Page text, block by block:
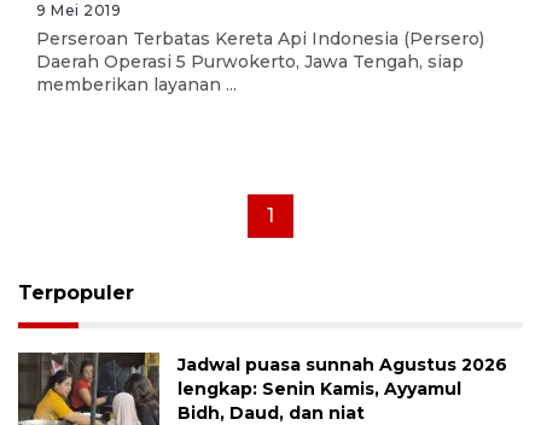
9 Mei 2019
Perseroan Terbatas Kereta Api Indonesia (Persero)
Daerah Operasi 5 Purwokerto, Jawa Tengah, siap
memberikan layanan ...
1
Terpopuler
Jadwal puasa sunnah Agustus 2026
lengkap: Senin Kamis, Ayyamul
Bidh, Daud, dan niat